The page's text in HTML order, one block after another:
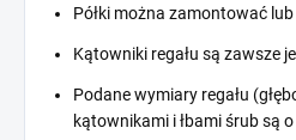
Półki można zamontować
Kątowniki regału są zawsze
Podane wymiary regału
kątownikami i łbami śrub są